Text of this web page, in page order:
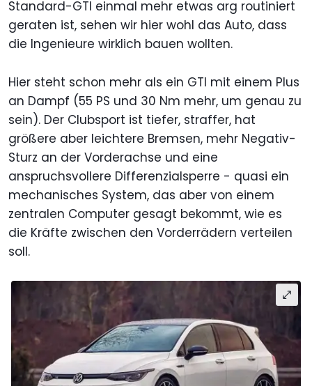
Standard-GTI einmal mehr etwas arg routiniert
geraten ist, sehen wir hier wohl das Auto, dass
die Ingenieure wirklich bauen wollten.
Hier steht schon mehr als ein GTI mit einem Plus
an Dampf (55 PS und 30 Nm mehr, um genau zu
sein). Der Clubsport ist tiefer, straffer, hat
größere aber leichtere Bremsen, mehr Negativ-
Sturz an der Vorderachse und eine
anspruchsvollere Differenzialsperre - quasi ein
mechanisches System, das aber von einem
zentralen Computer gesagt bekommt, wie es
die Kräfte zwischen den Vorderrädern verteilen
soll.